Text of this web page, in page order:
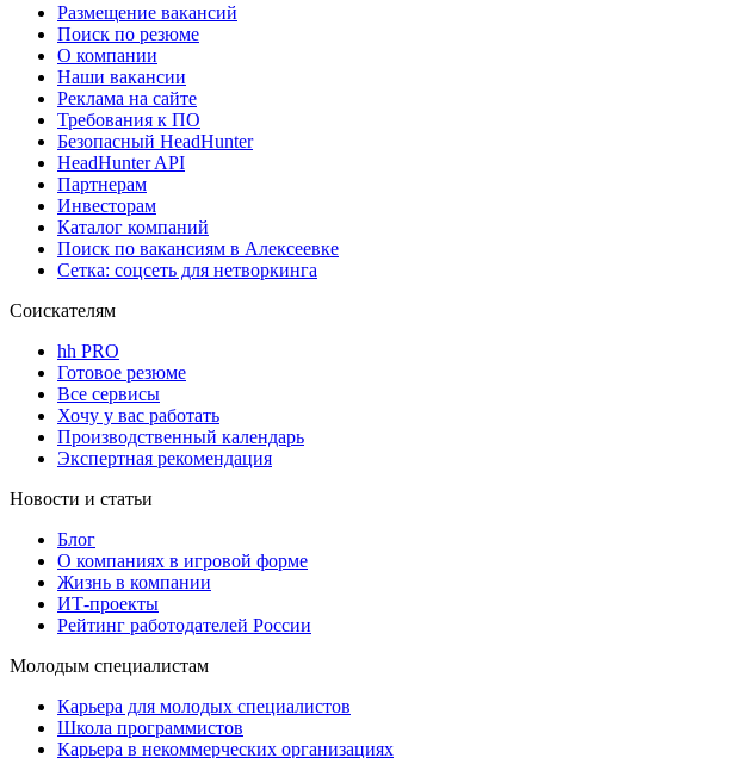
Размещение вакансий
Поиск по резюме
О компании
Наши вакансии
Реклама на сайте
Требования к ПО
Безопасный HeadHunter
HeadHunter API
Партнерам
Инвесторам
Каталог компаний
Поиск по вакансиям в Алексеевке
Сетка: соцсеть для нетворкинга
Соискателям
hh PRO
Готовое резюме
Все сервисы
Хочу у вас работать
Производственный календарь
Экспертная рекомендация
Новости и статьи
Блог
О компаниях в игровой форме
Жизнь в компании
ИТ-проекты
Рейтинг работодателей России
Молодым специалистам
Карьера для молодых специалистов
Школа программистов
Карьера в некоммерческих организациях